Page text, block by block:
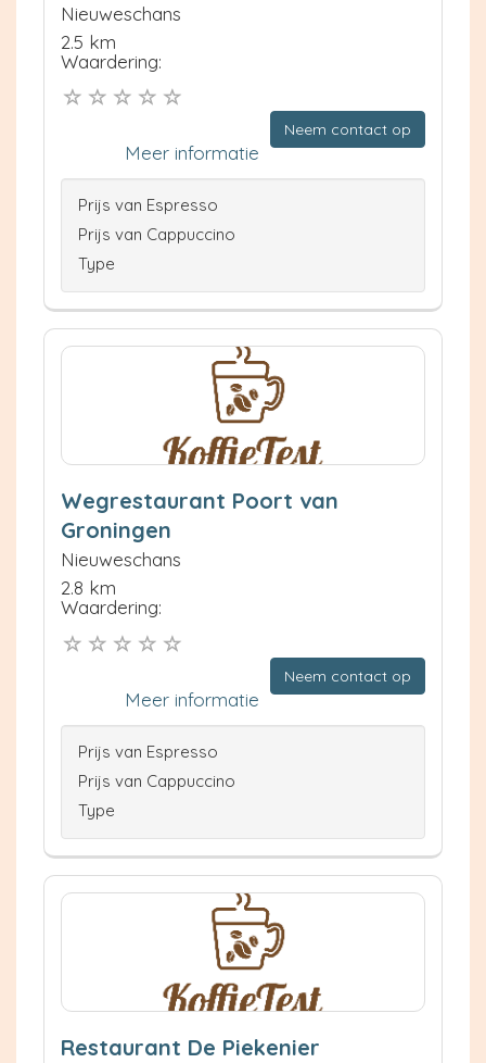
Nieuweschans
2.5 km
Waardering:
Neem contact op
Meer informatie
Prijs van Espresso
Prijs van Cappuccino
Type
Wegrestaurant Poort van
Groningen
Nieuweschans
2.8 km
Waardering:
Neem contact op
Meer informatie
Prijs van Espresso
Prijs van Cappuccino
Type
Restaurant De Piekenier